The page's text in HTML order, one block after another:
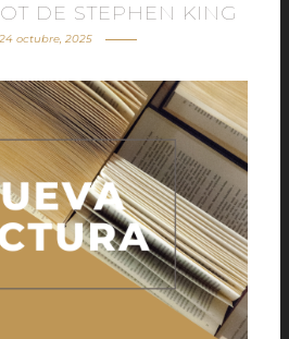
DE STEPHEN KING
24 octubre, 2025